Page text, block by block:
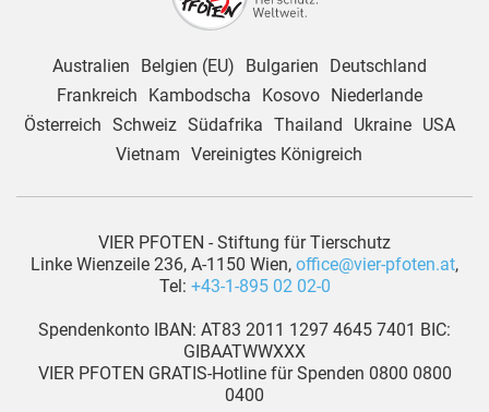
Australien Belgien (EU) Bulgarien
Deutschland
Frankreich
Kambodscha Kosovo
Niederlande
Österreich Schweiz Südafrika Thailand Ukraine
USA
Vietnam Vereinigtes Königreich
VIER PFOTEN - Stiftung für Tierschutz
Linke Wienzeile 236, A-1150 Wien, office@vier-pfoten.at,
Tel: +43-1-895 02 02-0
Spendenkonto IBAN: AT83 2011 1297 4645 7401 BIC:
GIBAATWWXXX
VIER PFOTEN GRATIS-Hotline für Spenden 0800 0800
0400